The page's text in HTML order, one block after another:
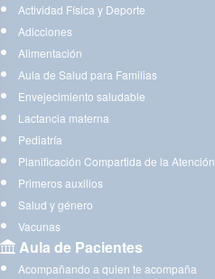
Actividad Física y Deporte
Adicciones
Alimentación
Aula de Salud para Familias
Envejecimiento saludable
Lactancia materna
Pediatría
Planificación Compartida de la Atención
Primeros auxilios
Salud y género
Vacunas
Aula de Pacientes
Acompañando a quien te acompaña